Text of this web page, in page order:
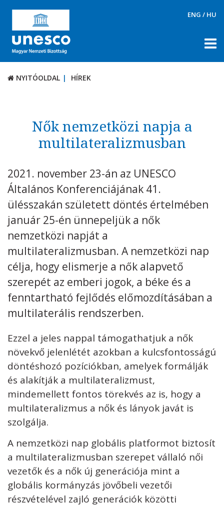
ENG / HU
NYITÓOLDAL HÍREK
TÉMÁK
DOKUMENTUMTÁR
KAPCSOLAT
Kövess minket unescohungary
Adatkezelési tájékoztató Impresszum
Technikai információk
NYITÓOLDAL HÍREK
Nők nemzetközi napja a
multilateralizmusban
2021. november 23-án az UNESCO
Általános Konferenciájának 41.
ülésszakán született döntés értelmében
január 25-én ünnepeljük a nők
nemzetközi napját a
multilateralizmusban. A nemzetközi nap
célja, hogy elismerje a nők alapvető
szerepét az emberi jogok, a béke és a
fenntartható fejlődés előmozdításában a
multilaterális rendszerben.
Ezzel a jeles nappal támogathatjuk a nők
növekvő jelenlétét azokban a kulcsfontosságú
döntéshozó pozíciókban, amelyek formálják
és alakítják a multilateralizmust,
mindemellett fontos törekvés az is, hogy a
multilateralizmus a nők és lányok javát is
szolgálja.
A nemzetközi nap globális platformot biztosít
a multilateralizmusban szerepet vállaló női
vezetők és a nők új generációja mint a
globális kormányzás jövőbeli vezetői
részvételével zajló generációk közötti